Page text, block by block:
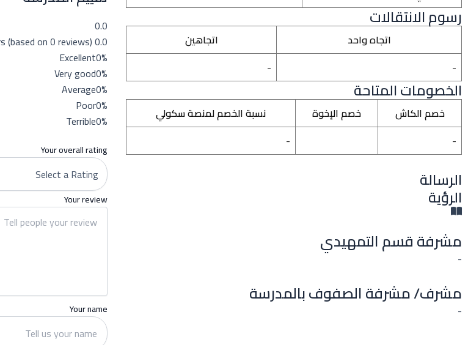
رسوم الانتقالات
اتجاه واحد
اتجاهين
-
-
الخصومات المتاحة
خصم الكاش خصم الإخوة
نسبة الخصم لمنصة سكولي
-
-
الرسالة
الرؤية
مشرفة قسم التمهيدي
-
مشرف/ مشرفة الصفوف بالمدرسة
-
0.0
0.0 out of 5 stars (based on 0 reviews)
Excellent0%
Very good0%
Average0%
Poor0%
Terrible0%
Your overall rating
Your review
Your name